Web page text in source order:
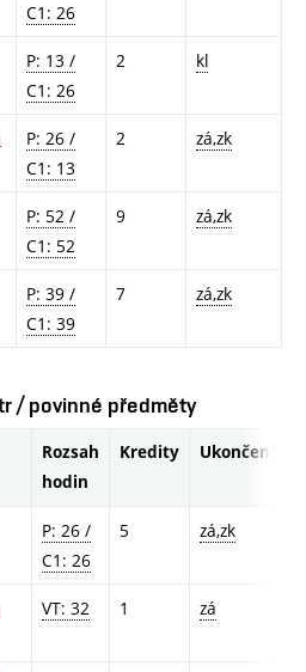
C1: 26
P: 13 /
C1: 26
2 kl
P: 26 /
C1: 13
2 zá,zk
P: 52 /
C1: 52
9 zá,zk
P: 39 /
C1: 39
7 zá,zk
/ povinné předměty
Rozsah
hodin
Kredity Ukončení
P: 26 /
C1: 26
5 zá,zk
VT: 32 1 zá